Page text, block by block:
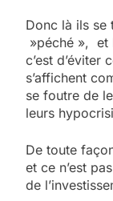
Donc là ils se
»péché », et
c’est d’éviter
s’affichent
se foutre de
leurs
De toute
et ce n’est
de